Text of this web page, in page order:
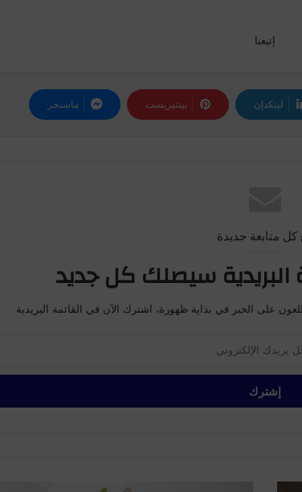
إتبعنا
لينكدإن بينتيريست ماسنجر
كل متابعة جديدة
سيصلك كل جديد
على الخبر في بداية ظهورة، اشترك الآن في القائمة البريدية